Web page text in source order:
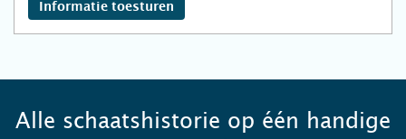
Informatie toesturen
Alle schaatshistorie op één handige